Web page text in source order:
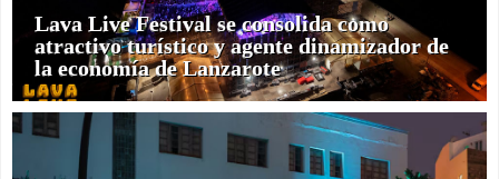
Lava Live Festival se consolida como
atractivo turístico y agente dinamizador de
la economía de Lanzarote